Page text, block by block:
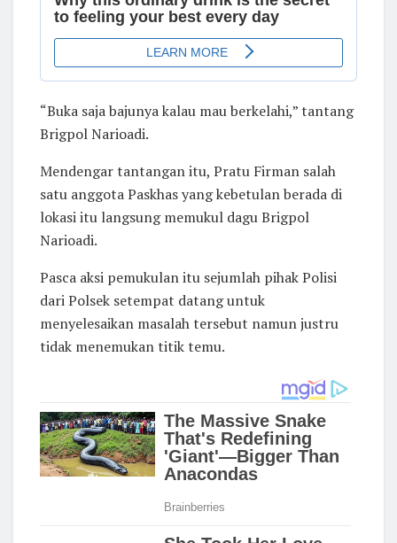
“Buka saja bajunya kalau mau berkelahi,” tantang
Brigpol Narioadi.
Mendengar tantangan itu, Pratu Firman salah
satu anggota Paskhas yang kebetulan berada di
lokasi itu langsung memukul dagu Brigpol
Narioadi.
Pasca aksi pemukulan itu sejumlah pihak Polisi
dari Polsek setempat datang untuk
menyelesaikan masalah tersebut namun justru
tidak menemukan titik temu.